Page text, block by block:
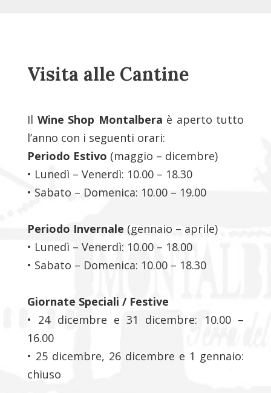
Visita alle Cantine
Il Wine Shop Montalbera è aperto tutto
l’anno con i seguenti orari:
Periodo Estivo (maggio – dicembre)
• Lunedì – Venerdì: 10.00 – 18.30
• Sabato – Domenica: 10.00 – 19.00
Periodo Invernale (gennaio – aprile)
• Lunedì – Venerdì: 10.00 – 18.00
• Sabato – Domenica: 10.00 – 18.30
Giornate Speciali / Festive
• 24 dicembre e 31 dicembre: 10.00 –
16.00
• 25 dicembre, 26 dicembre e 1 gennaio:
chiuso